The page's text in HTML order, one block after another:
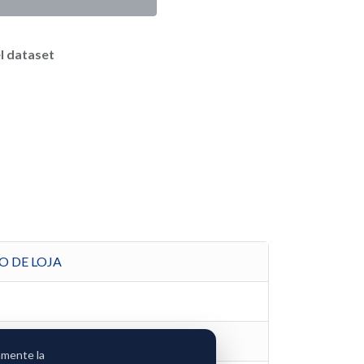
dataset
DE LOJA
la